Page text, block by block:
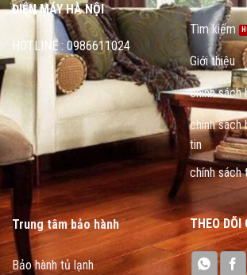
ĐIỆN MÁY HÀ NỘI
HOTLINE : 0986611024
Tìm kiếm
Giới thiệu
chính sách
chính sách
tin
chính sách
Trung tâm bảo hành
Bảo hành tủ lạnh
THEO DÕI